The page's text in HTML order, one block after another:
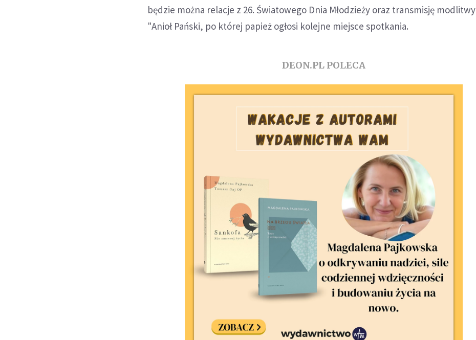
będzie można relacje z 26. Światowego Dnia Młodzieży oraz transmisję modlitwy
"Anioł Pański, po której papież ogłosi kolejne miejsce spotkania.
DEON.PL POLECA